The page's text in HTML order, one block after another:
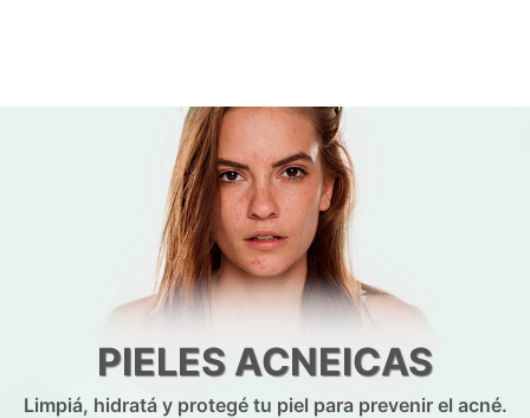
PIELES ACNEICAS
Limpiá, hidratá y protegé tu piel para prevenir el acné.